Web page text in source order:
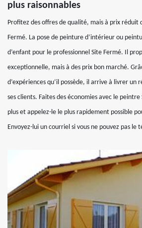
plus raisonnables
Profitez des offres de qualité, mais à prix réduit
Fermé. La pose de peinture d’intérieur ou
d’enfant pour le professionnel Site Fermé. Il
exceptionnelle, mais à des prix bon marché.
d’expériences qu’il possède, il arrive à livrer un
ses clients. Faites des économies avec le peintre
plus et appelez-le le plus rapidement possible
Envoyez-lui un courriel si vous ne pouvez pas le